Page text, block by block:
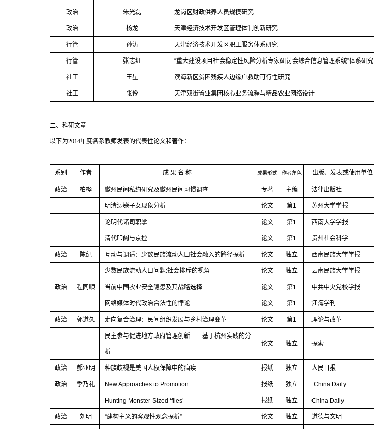
政治 朱光磊 龙岗区财政供养人员规模研究
政治 杨龙 天津经济技术开发区管理体制创新研究
行管 孙涛 天津经济技术开发区职工服务体系研究
行管 张志红 “重大建设项目社会稳定性风险分析专家研讨会综合信息管理系统”体系研究
社工 王星 滨海新区贫困残疾人边缘户救助可行性研究
社工 张伶 天津双街置业集团核心业务流程与精品农业网络设计
二、科研文章
以下为2014年度各系教师发表的代表性论文和著作：
系别 作者 成 果 名 称 成果形式 作者角色 出版、发表或使用单位
政治 柏桦 徽州民间私约研究及徽州民间习惯调查 专著 主编 法律出版社
明清溺毙子女现象分析 论文 第1 苏州大学学报
论明代诸司职掌 论文 第1 西南大学学报
清代叩阍与京控 论文 第1 贵州社会科学
政治 陈纪 互动与调适：少数民族流动人口社会融入的路径探析 论文 独立 西南民族大学学报
少数民族流动人口问题:社会排斥的视角 论文 独立 云南民族大学学报
政治 程同顺 当前中国农业安全隐患及其战略选择 论文 第1 中共中央党校学报
网络媒体时代政治合法性的悖论 论文 第1 江海学刊
政治 郭道久 走向复合治理：民间组织发展与乡村治理变革 论文 第1 理论与改革
民主参与促进地方政府管理创新——基于杭州实践的分
析
论文 独立 探索
政治 郝亚明 种族歧视是美国人权保障中的痼疾 报纸 独立 人民日报
政治 季乃礼 New Approaches to Promotion 报纸 独立 China Daily
Hunting Monster-Sized ‘flies’ 报纸 独立 China Daily
政治 刘明 “建构主义的客观性观念探析” 论文 独立 道德与文明